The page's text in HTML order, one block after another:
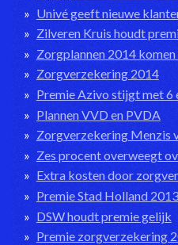
Univé geeft nieuwe
Zilveren Kruis houdt
Zorgplannen 2014
Zorgverzekering 2014
Premie Azivo stijgt met 6
Plannen VVD en PVDA
Zorgverzekering Menzis
Zes procent overweegt
Extra kosten door
Premie Stad Holland 2013
DSW houdt premie gelijk
Premie zorgverzekering